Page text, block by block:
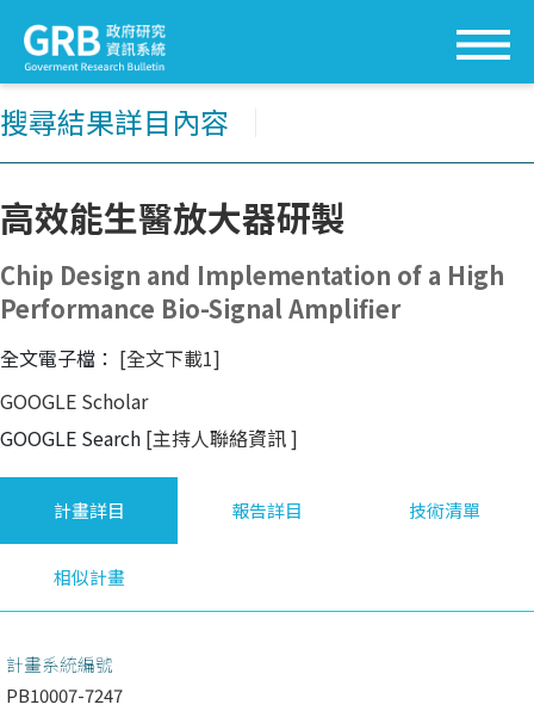
搜尋結果詳目內容
高效能生醫放大器研製
Chip Design and Implementation of a High
Performance Bio-Signal Amplifier
全文電子檔： [全文下載1]
GOOGLE Scholar
GOOGLE Search [主持人聯絡資訊]
計畫詳目 報告詳目 技術清單
相似計畫
計畫系統編號
PB10007-7247